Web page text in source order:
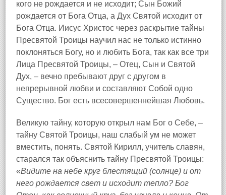
кого не рождается и не исходит; Сын Божий
рождается от Бога Отца, а Дух Святой исходит от
Бога Отца. Иисус Христос через раскрытие тайны
Пресвятой Троицы научил нас не только истинно
поклоняться Богу, но и любить Бога, так как все три
Лица Пресвятой Троицы, – Отец, Сын и Святой
Дух, – вечно пребывают друг с другом в
непрерывной любви и составляют Собой одно
Существо. Бог есть всесовершеннейшая Любовь.
Великую тайну, которую открыл нам Бог о Себе, –
тайну Святой Троицы, наш слабый ум не может
вместить, понять. Святой Кирилл, учитель славян,
старался так объяснить тайну Пресвятой Троицы:
«Видите на небе круг блестящий (солнце) и от
него рождается свет и исходит тепло? Бог